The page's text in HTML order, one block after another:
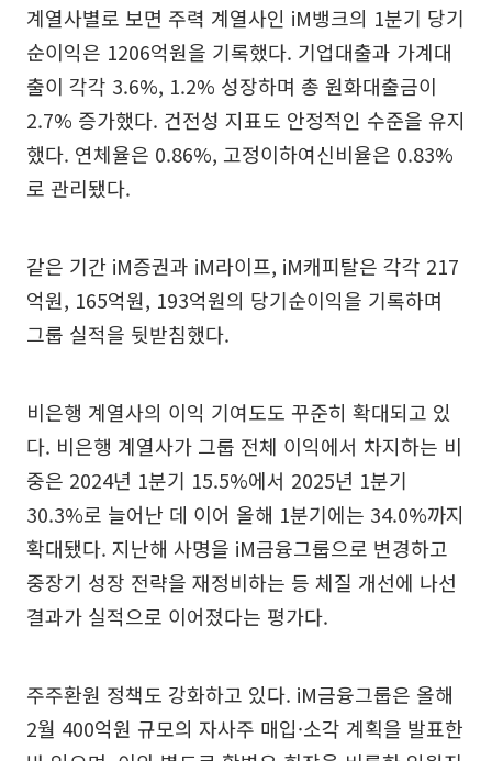
계열사별로 보면 주력 계열사인 iM뱅크의 1분기 당기
순이익은 1206억원을 기록했다. 기업대출과 가계대
출이 각각 3.6%, 1.2% 성장하며 총 원화대출금이
2.7% 증가했다. 건전성 지표도 안정적인 수준을 유지
했다. 연체율은 0.86%, 고정이하여신비율은 0.83%
로 관리됐다.
같은 기간 iM증권과 iM라이프, iM캐피탈은 각각 217
억원, 165억원, 193억원의 당기순이익을 기록하며
그룹 실적을 뒷받침했다.
비은행 계열사의 이익 기여도도 꾸준히 확대되고 있
다. 비은행 계열사가 그룹 전체 이익에서 차지하는 비
중은 2024년 1분기 15.5%에서 2025년 1분기
30.3%로 늘어난 데 이어 올해 1분기에는 34.0%까지
확대됐다. 지난해 사명을 iM금융그룹으로 변경하고
중장기 성장 전략을 재정비하는 등 체질 개선에 나선
결과가 실적으로 이어졌다는 평가다.
주주환원 정책도 강화하고 있다. iM금융그룹은 올해
2월 400억원 규모의 자사주 매입·소각 계획을 발표한